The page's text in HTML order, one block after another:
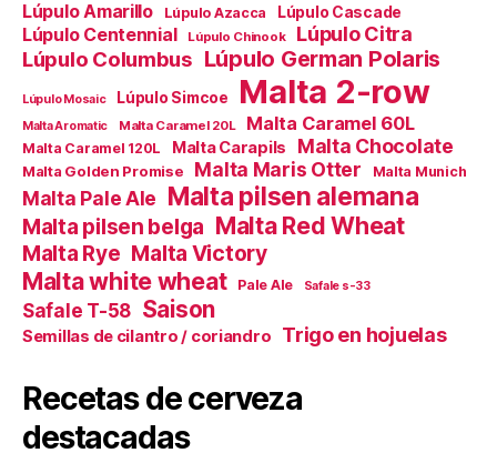
Lúpulo Amarillo Lúpulo Azacca Lúpulo Cascade
Lúpulo Centennial Lúpulo Chinook Lúpulo Citra
Lúpulo Columbus Lúpulo German Polaris
Lúpulo Mosaic Lúpulo Simcoe Malta 2-row
Malta Aromatic Malta Caramel 20L Malta Caramel 60L
Malta Caramel 120L Malta Carapils Malta Chocolate
Malta Golden Promise Malta Maris Otter Malta Munich
Malta Pale Ale Malta pilsen alemana
Malta pilsen belga Malta Red Wheat
Malta Rye Malta Victory
Malta white wheat Pale Ale Safale s-33
Safale T-58 Saison
Semillas de cilantro / coriandro Trigo en hojuelas
Recetas de cerveza
destacadas